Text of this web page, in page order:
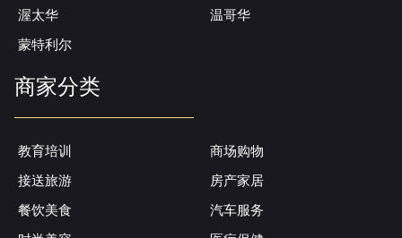
渥太华
温哥华
蒙特利尔
商家分类
教育培训
商场购物
接送旅游
房产家居
餐饮美食
汽车服务